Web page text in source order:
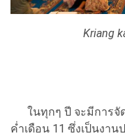
Kriang
ในทุกๆ ปี จะมีการจั
ค่ำเดือน 11 ซึ่งเป็นงา